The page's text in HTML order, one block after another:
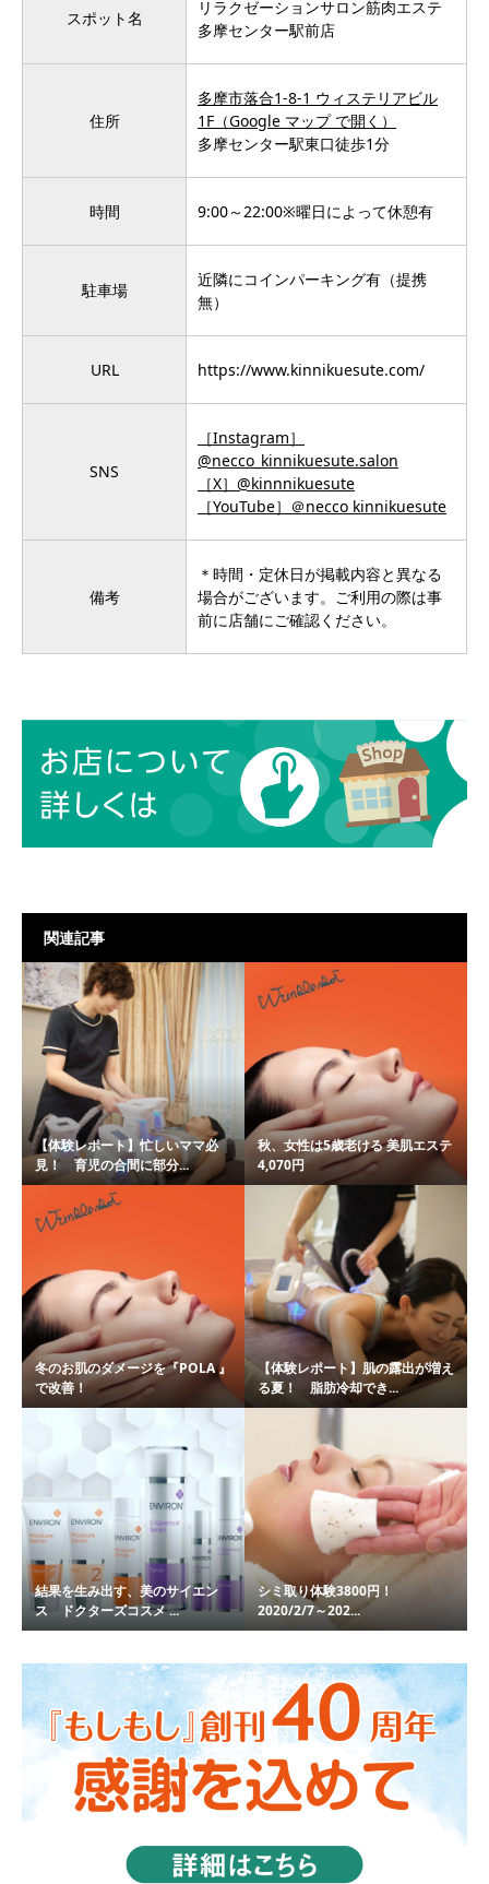
スポット名
リラクゼーションサロン筋肉エステ
多摩センター駅前店
住所
多摩市落合1-8-1 ウィステリアビル
1F（Google マップ で開く）
多摩センター駅東口徒歩1分
時間 9:00～22:00※曜日によって休憩有
駐車場
近隣にコインパーキング有（提携
無）
URL https://www.kinnikuesute.com/
SNS
［Instagram］
@necco_kinnikuesute.salon
［X］@kinnnikuesute
［YouTube］＠necco kinnikuesute
備考
＊時間・定休日が掲載内容と異なる
場合がございます。ご利用の際は事
前に店舗にご確認ください。
関連記事
【体験レポート】忙しいママ必
見！ 育児の合間に部分...
秋、女性は5歳老ける 美肌エステ
4,070円
冬のお肌のダメージを『POLA 』
で改善！
【体験レポート】肌の露出が増え
る夏！ 脂肪冷却でき...
結果を生み出す、美のサイエン
ス ドクターズコスメ ...
シミ取り体験3800円！
2020/2/7～202...